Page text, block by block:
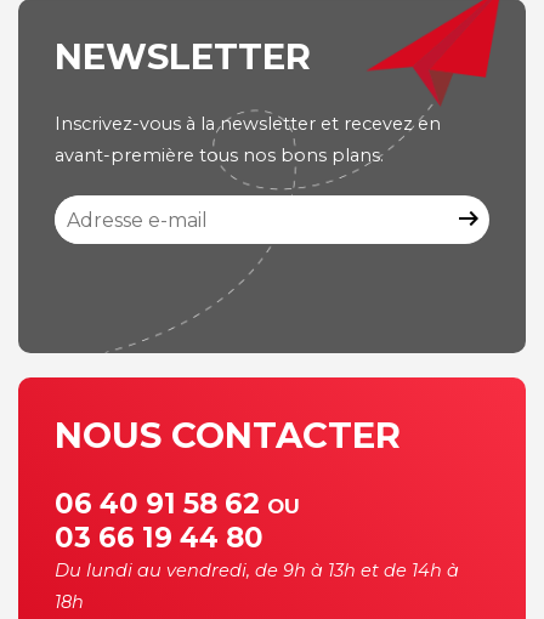
NEWSLETTER
Inscrivez-vous à la newsletter et recevez en
avant-première tous nos bons plans.
arrow_right_alt
NOUS CONTACTER
06 40 91 58 62 OU
03 66 19 44 80
Du lundi au vendredi, de 9h à 13h et de 14h à
18h